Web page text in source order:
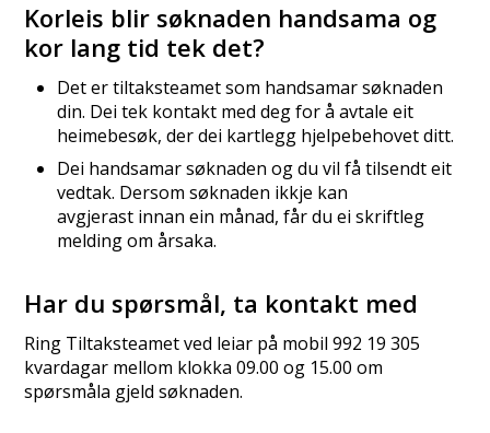
Korleis blir søknaden handsama og
kor lang tid tek det?
Det er tiltaksteamet som handsamar søknaden
din. Dei tek kontakt med deg for å avtale eit
heimebesøk, der dei kartlegg hjelpebehovet ditt.
Dei handsamar søknaden og du vil få tilsendt eit
vedtak. Dersom søknaden ikkje kan
avgjerast innan ein månad, får du ei skriftleg
melding om årsaka.
Har du spørsmål, ta kontakt med
Ring Tiltaksteamet ved leiar på mobil 992 19 305
kvardagar mellom klokka 09.00 og 15.00 om
spørsmåla gjeld søknaden.